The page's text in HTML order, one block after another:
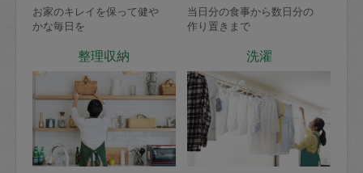
お家のキレイを保って健や
かな毎日を
当日分の食事から数日分の
作り置きまで
整理収納 洗濯